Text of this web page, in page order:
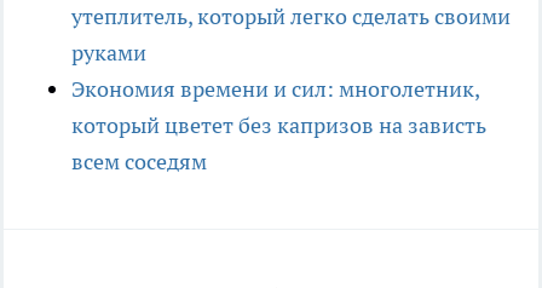
утеплитель, который легко сделать своими
руками
Экономия времени и сил: многолетник,
который цветет без капризов на зависть
всем соседям